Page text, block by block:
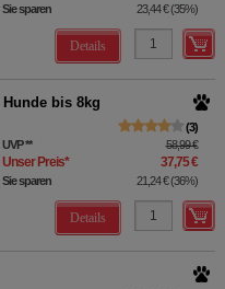
Sie sparen 23,44 €(35%)
Details
bis 8kg
3
UVP** 58,99 €
Unser Preis* 37,75 €
Sie sparen 21,24 €(36%)
Details